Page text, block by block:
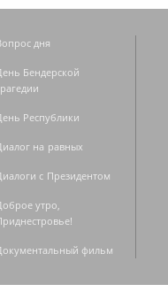
дня
Бендерской
Республики
на равных
с Президентом
утро,
фильм